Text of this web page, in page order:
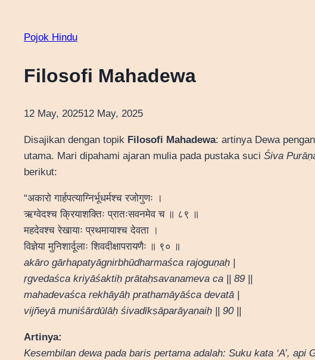
Pojok Hindu
Filosofi Mahadewa
12 May, 202512 May, 2025
Disajikan dengan topik Filosofi Mahadewa: artinya Dewa
utama. Mari dipahami ajaran mulia pada pustaka suci Śiva
berikut:
“अकारो गार्हपत्याग्निर्भूधर्मश्च रजोगुणः ।
ऋग्वेदश्च क्रियाशक्तिः प्रातःसवनमेव च ॥ ८९ ॥
महदेवश्च रेखायाः प्रथमायाश्च देवता ।
विज्ञेया मुनिशार्दूलाः शिवदीक्षापरायणैः ॥ ९० ॥
akāro gārhapatyāgnirbhūdharmaśca rajoguṇaḥ |
ṛgvedaśca kriyāśaktiḥ prātaḥsavanameva ca || 89 ||
mahadevaśca rekhāyāḥ prathamāyāśca devatā |
vijñeyā muniśārdūlāḥ śivadīkṣāparāyaṇaiḥ || 90 ||
Artinya:
Kesembilan dewa pada baris pertama adalah: Suku kata ‘A’, api